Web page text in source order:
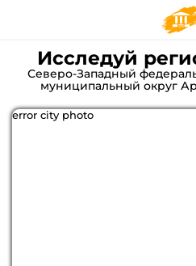
Исследуй
Северо-Западный
муниципальный округ
error city photo